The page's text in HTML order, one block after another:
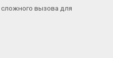
сложного вызова для